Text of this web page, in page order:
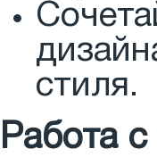
стиля.
Работа